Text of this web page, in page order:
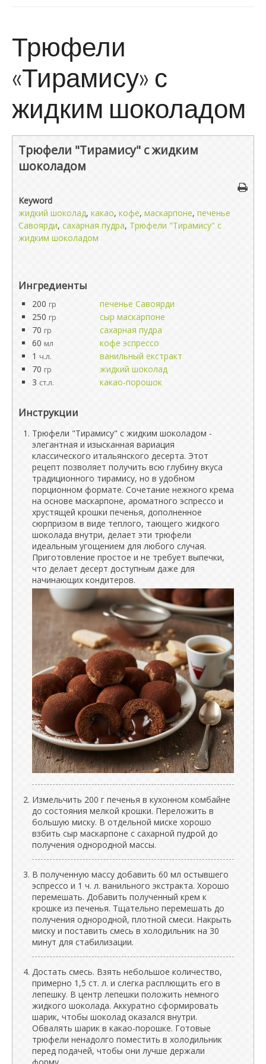
Трюфели
«Тирамису» с
жидким шоколадом
Трюфели "Тирамису" с жидким
шоколадом
Keyword
жидкий шоколад, какао, кофе, маскарпоне, печенье
Савоярди, сахарная пудра, Трюфели "Тирамису" с
жидким шоколадом
Ингредиенты
200 гр
печенье Савоярди
250 гр
сыр маскарпоне
70 гр
сахарная пудра
60 мл
кофе эспрессо
1 ч.л.
ванильный екстракт
70 гр
жидкий шоколад
3 ст.л. какао-порошок
Инструкции
Трюфели "Тирамису" с жидким шоколадом -
элегантная и изысканная вариация
классического итальянского десерта. Этот
рецепт позволяет получить всю глубину вкуса
традиционного тирамису, но в удобном
порционном формате. Сочетание нежного крема
на основе маскарпоне, ароматного эспрессо и
хрустящей крошки печенья, дополненное
сюрпризом в виде теплого, тающего жидкого
шоколада внутри, делает эти трюфели
идеальным угощением для любого случая.
Приготовление простое и не требует выпечки,
что делает десерт доступным даже для
начинающих кондитеров.
Измельчить 200 г печенья в кухонном комбайне
до состояния мелкой крошки. Переложить в
большую миску. В отдельной миске хорошо
взбить сыр маскарпоне с сахарной пудрой до
получения однородной массы.
В полученную массу добавить 60 мл остывшего
эспрессо и 1 ч. л. ванильного экстракта. Хорошо
перемешать. Добавить полученный крем к
крошке из печенья. Тщательно перемешать до
получения однородной, плотной смеси. Накрыть
миску и поставить смесь в холодильник на 30
минут для стабилизации.
Достать смесь. Взять небольшое количество,
примерно 1,5 ст. л. и слегка расплющить его в
лепешку. В центр лепешки положить немного
жидкого шоколада. Аккуратно сформировать
шарик, чтобы шоколад оказался внутри.
Обвалять шарик в какао-порошке. Готовые
трюфели ненадолго поместить в холодильник
перед подачей, чтобы они лучше держали